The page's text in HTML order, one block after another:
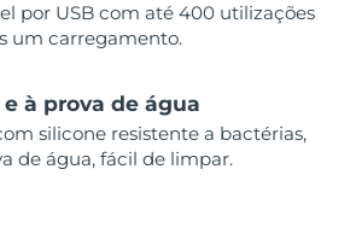
por USB com até 400 utilizações
um carregamento.
à prova de água
silicone resistente a bactérias,
de água, fácil de limpar.